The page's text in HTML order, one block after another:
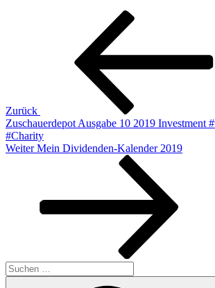
Beitragsnavigation
Zurück
Zuschauerdepot Ausgabe 10 2019 Investment
#Charity
Nächster
Weiter Mein Dividenden-Kalender 2019
Suchen
nach: